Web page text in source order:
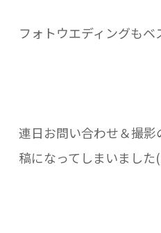
フォトウエディングもベ
連日お問い合わせ＆撮
稿になってしまいました